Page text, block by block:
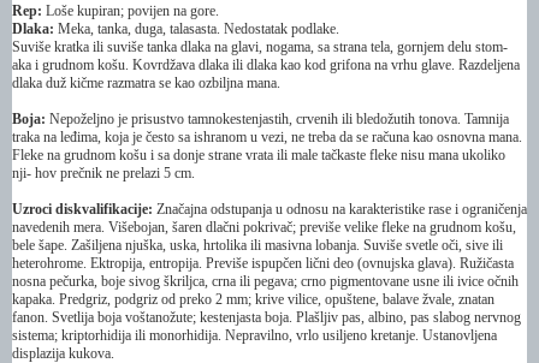
Rep: Loše kupiran; povijen na gore.
Dlaka: Meka, tanka, duga, talasasta. Nedostatak podlake.
Suviše kratka ili suviše tanka dlaka na glavi, nogama, sa strana tela, gornjem delu stom-
aka i grudnom košu. Kovrdžava dlaka ili dlaka kao kod grifona na vrhu glave. Razdeljena
dlaka duž kičme razmatra se kao ozbiljna mana.
Boja: Nepoželjno je prisustvo tamnokestenjastih, crvenih ili bledožutih tonova. Tamnija
traka na leđima, koja je često sa ishranom u vezi, ne treba da se računa kao osnovna mana.
Fleke na grudnom košu i sa donje strane vrata ili male tačkaste fleke nisu mana ukoliko
nji- hov prečnik ne prelazi 5 cm.
Uzroci diskvalifikacije: Značajna odstupanja u odnosu na karakteristike rase i ograničenja
navedenih mera. Višebojan, šaren dlačni pokrivač; previše velike fleke na grudnom košu,
bele šape. Zašiljena njuška, uska, hrtolika ili masivna lobanja. Suviše svetle oči, sive ili
heterohrome. Ektropija, entropija. Previše ispupčen lični deo (ovnujska glava). Ružičasta
nosna pečurka, boje sivog škriljca, crna ili pegava; crno pigmentovane usne ili ivice očnih
kapaka. Predgriz, podgriz od preko 2 mm; krive vilice, opuštene, balave žvale, znatan
fanon. Svetlija boja voštanožute; kestenjasta boja. Plašljiv pas, albino, pas slabog nervnog
sistema; kriptorhidija ili monorhidija. Nepravilno, vrlo usiljeno kretanje. Ustanovljena
displazija kukova.